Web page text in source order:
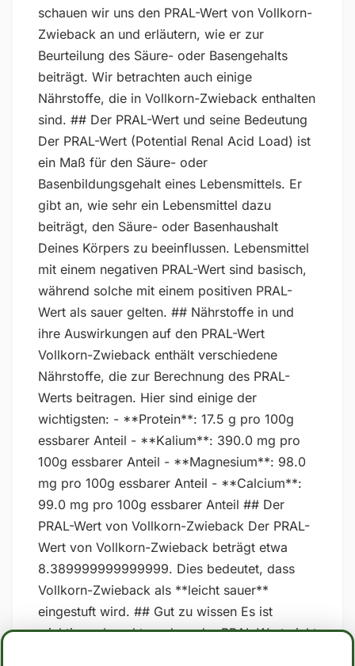
schauen wir uns den PRAL-Wert von Vollkorn-
Zwieback an und erläutern, wie er zur
Beurteilung des Säure- oder Basengehalts
beiträgt. Wir betrachten auch einige
Nährstoffe, die in Vollkorn-Zwieback enthalten
sind. ## Der PRAL-Wert und seine Bedeutung
Der PRAL-Wert (Potential Renal Acid Load) ist
ein Maß für den Säure- oder
Basenbildungsgehalt eines Lebensmittels. Er
gibt an, wie sehr ein Lebensmittel dazu
beiträgt, den Säure- oder Basenhaushalt
Deines Körpers zu beeinflussen. Lebensmittel
mit einem negativen PRAL-Wert sind basisch,
während solche mit einem positiven PRAL-
Wert als sauer gelten. ## Nährstoffe in und
ihre Auswirkungen auf den PRAL-Wert
Vollkorn-Zwieback enthält verschiedene
Nährstoffe, die zur Berechnung des PRAL-
Werts beitragen. Hier sind einige der
wichtigsten: - **Protein**: 17.5 g pro 100g
essbarer Anteil - **Kalium**: 390.0 mg pro
100g essbarer Anteil - **Magnesium**: 98.0
mg pro 100g essbarer Anteil - **Calcium**:
99.0 mg pro 100g essbarer Anteil ## Der
PRAL-Wert von Vollkorn-Zwieback Der PRAL-
Wert von Vollkorn-Zwieback beträgt etwa
8.389999999999999. Dies bedeutet, dass
Vollkorn-Zwieback als **leicht sauer**
eingestuft wird. ## Gut zu wissen Es ist
wichtig zu beachten, dass der PRAL-Wert nicht